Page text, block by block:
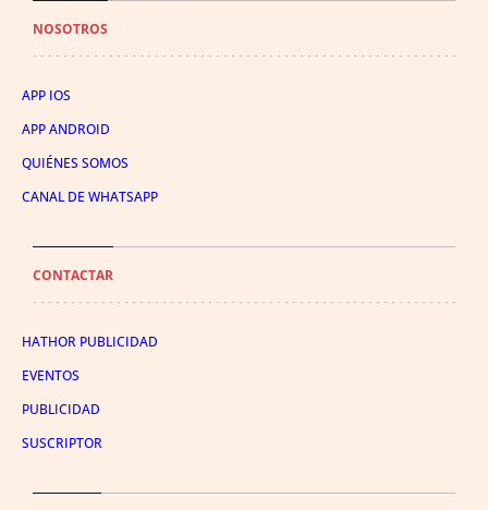
NOSOTROS
APP IOS
APP ANDROID
QUIÉNES SOMOS
CANAL DE WHATSAPP
CONTACTAR
HATHOR PUBLICIDAD
EVENTOS
PUBLICIDAD
SUSCRIPTOR